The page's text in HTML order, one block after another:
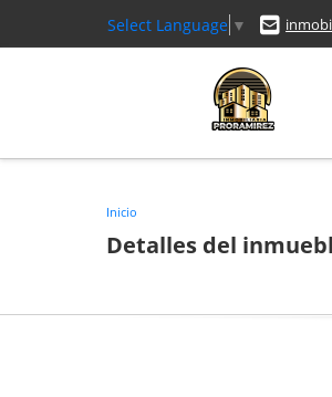
Select Language ▼
Inicio
Detalles del